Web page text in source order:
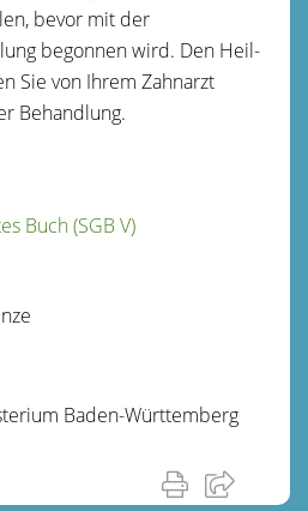
bevor mit der
begonnen wird. Den Heil-
Sie von Ihrem Zahnarzt
Behandlung.
Buch (SGB V)
Baden-Württemberg